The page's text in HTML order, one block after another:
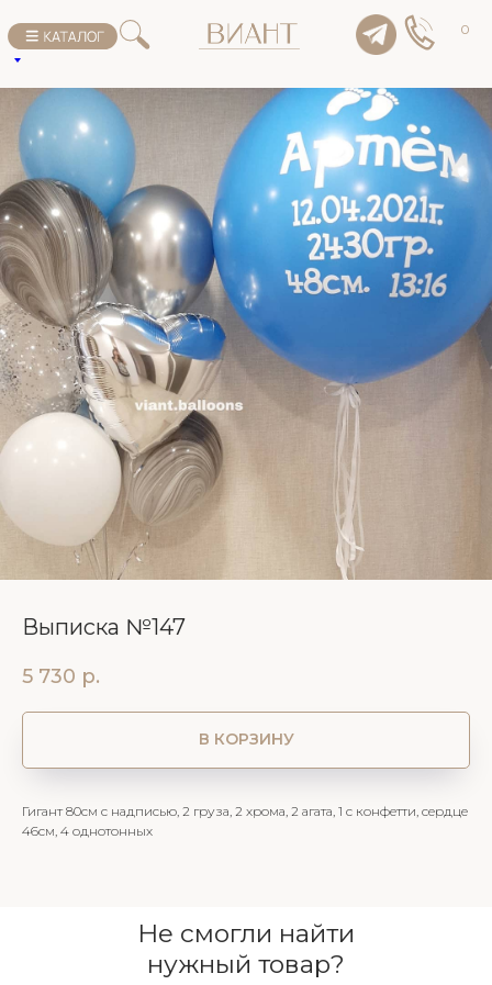
0
Выписка №147
5 730 р.
В КОРЗИНУ
Гигант 80см с надписью, 2 груза, 2 хрома, 2 агата, 1 с конфетти, сердце
46см, 4 однотонных
Не смогли найти
нужный товар?